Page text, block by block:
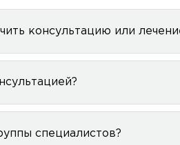
консультацию или
специалистов?